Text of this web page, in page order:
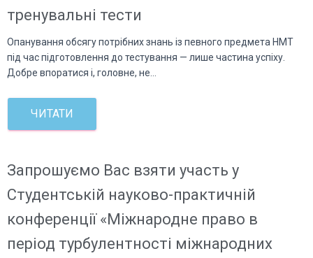
тренувальні тести
Опанування обсягу потрібних знань із певного предмета НМТ
під час підготовлення до тестування — лише частина успіху.
Добре впоратися і, головне, не…
ЧИТАТИ
Запрошуємо Вас взяти участь у
Студентській науково-практичній
конференції «Міжнародне право в
період турбулентності міжнародних